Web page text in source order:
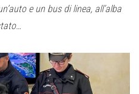
e un bus di linea, all’alba